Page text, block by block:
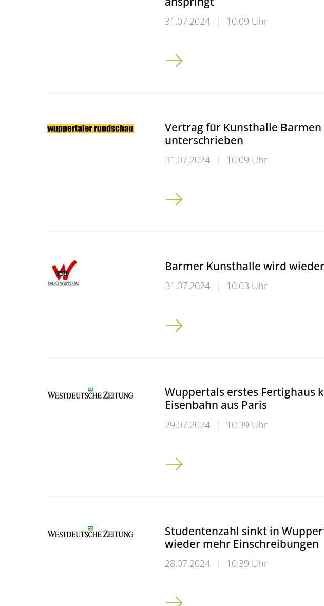
31.07.2024 | 10:09 Uhr
Wenn das Gehirn aus Versehen
Vertrag für Kunsthalle Barmen
unterschrieben
31.07.2024 | 10:09 Uhr
Vertrag für Kunsthalle Barmen
Barmer Kunsthalle wird
31.07.2024 | 10:03 Uhr
Barmer Kunsthalle wird wiederbelebt
Wuppertals erstes Fertighaus
Eisenbahn aus Paris
29.07.2024 | 10:39 Uhr
Wuppertals erstes Fertighaus kam
Studentenzahl sinkt in
wieder mehr Einschreibungen
28.07.2024 | 10:39 Uhr
Studentenzahl sinkt in Wuppertal,